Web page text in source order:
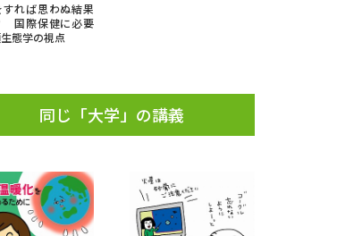
高等学校卒業程度認定試験
大学検索
れば思わぬ結果
国際保健に必要
態学の視点
同じ「大学」の講義